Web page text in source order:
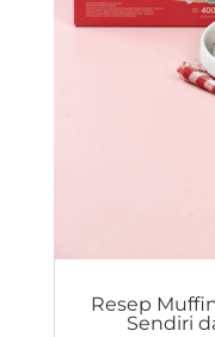
Resep
Sendiri